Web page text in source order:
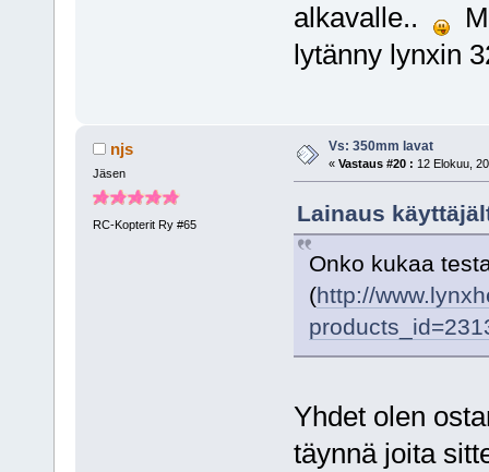
alkavalle..
lytänny lynxin
njs
Jäsen
RC-Kopterit Ry #65
Vs: 350mm lavat
« Vastaus #20 : 12 Elokuu,
Lainaus
Onko kukaa
(http://
Yhdet olen
täynnä joita